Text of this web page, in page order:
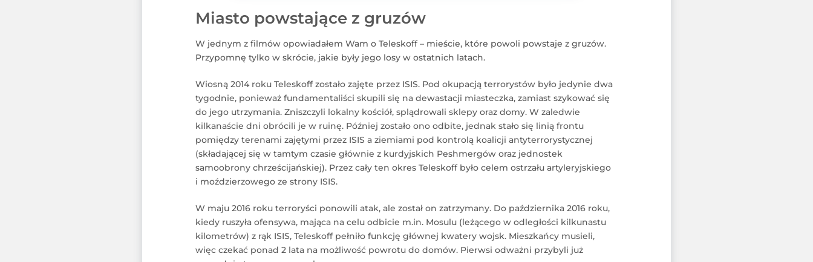
Miasto powstające z gruzów
W jednym z filmów opowiadałem Wam o Teleskoff – mieście, które powoli powstaje z gruzów.
Przypomnę tylko w skrócie, jakie były jego losy w ostatnich latach.
Wiosną 2014 roku Teleskoff zostało zajęte przez ISIS. Pod okupacją terrorystów było jedynie dwa
tygodnie, ponieważ fundamentaliści skupili się na dewastacji miasteczka, zamiast szykować się
do jego utrzymania. Zniszczyli lokalny kościół, splądrowali sklepy oraz domy. W zaledwie
kilkanaście dni obrócili je w ruinę. Później zostało ono odbite, jednak stało się linią frontu
pomiędzy terenami zajętymi przez ISIS a ziemiami pod kontrolą koalicji antyterrorystycznej
(składającej się w tamtym czasie głównie z kurdyjskich Peshmergów oraz jednostek
samoobrony chrześcijańskiej). Przez cały ten okres Teleskoff było celem ostrzału artyleryjskiego
i moździerzowego ze strony ISIS.
W maju 2016 roku terroryści ponowili atak, ale został on zatrzymany. Do października 2016 roku,
kiedy ruszyła ofensywa, mająca na celu odbicie m.in. Mosulu (leżącego w odległości kilkunastu
kilometrów) z rąk ISIS, Teleskoff pełniło funkcję głównej kwatery wojsk. Mieszkańcy musieli,
więc czekać ponad 2 lata na możliwość powrotu do domów. Pierwsi odważni przybyli już